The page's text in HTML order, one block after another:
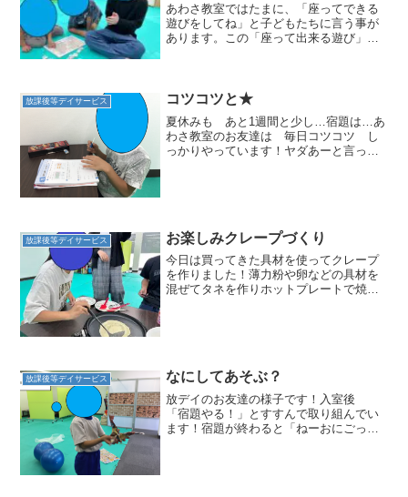
あわさ教室ではたまに、「座ってできる
遊びをしてね」と子どもたちに言う事が
あります。この「座って出来る遊び」と
また子どもたちによって選...
放課後等デイサービス コツコツと★
夏休みも あと1週間と少し…宿題は…あ
わさ教室のお友達は 毎日コツコツ し
っかりやっています！ヤダあーと言って
放課後等デイサービス お楽しみクレープづくり
今日は買ってきた具材を使ってクレープ
を作りました！薄力粉や卵などの具材を
混ぜてタネを作りホットプレートで焼き
放課後等デイサービス なにしてあそぶ？
放デイのお友達の様子です！入室後
「宿題やる！」とすすんで取り組んでい
ます！宿題が終わると「ねーおにごっこ